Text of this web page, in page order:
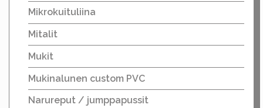
Mikrokuituliina
Mitalit
Mukit
Mukinalunen custom PVC
Narureput / jumppapussit